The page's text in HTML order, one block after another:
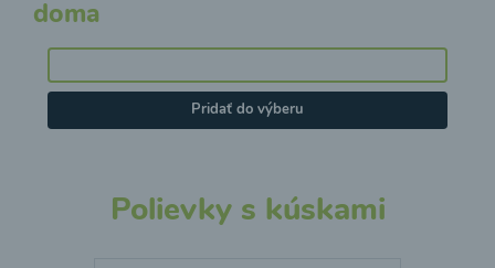
doma
Pridať do výberu
Polievky s kúskami